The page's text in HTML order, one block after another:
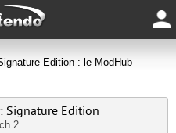
Edition : le ModHub
Signature Edition
2